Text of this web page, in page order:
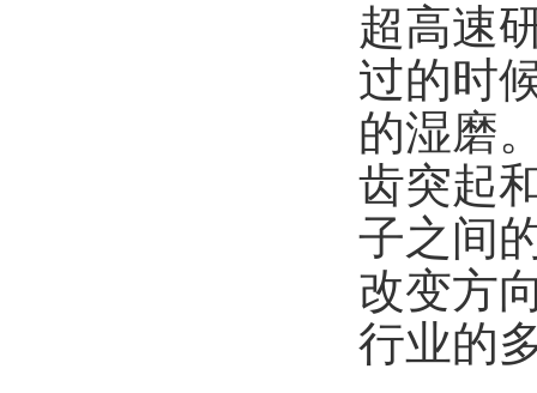
超高速
过的时
的湿磨
齿突起
子之间
改变方
行业的